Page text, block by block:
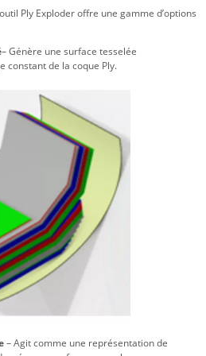
Ply Exploder offre une gamme d’options
– Génère une surface tesselée
constant de la coque Ply.
– Agit comme une représentation de